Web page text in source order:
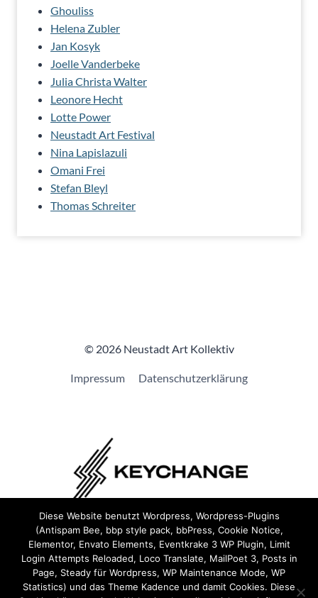
Ghouliss
Helena Zubler
Jan Kosyk
Joelle Vanderbeke
Julia Christa Walter
Leonore Hecht
Lotte Power
Neustadt Art Festival
Nina Lapislazuli
Omani Frei
Stefan Bleyl
Thomas Schreiter
© 2026 Neustadt Art Kollektiv
Impressum Datenschutzerklärung
Wir sind Teil vonKeychange und haben einePledge
unterzeichnet.
Diese Website benutzt Wordpress, Wordpress-Plugins
(Antispam Bee, bbp style pack, bbPress, Cookie Notice,
Elementor, Envato Elements, Eventkrake 3 WP Plugin, Limit
Login Attempts Reloaded, Loco Translate, MailPoet 3, Posts in
Page, Steady für Wordpress, WP Maintenance Mode, WP
Statistics) und das Theme Kadence und damit Cookies. Diese